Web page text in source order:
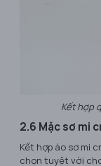
Kết hợp
2.6 Mặc sơ mi
Kết hợp áo sơ mi
chọn tuyệt vời